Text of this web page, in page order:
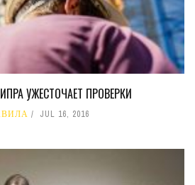
УЖЕСТОЧАЕТ ПРОВЕРКИ
JUL 16, 2016